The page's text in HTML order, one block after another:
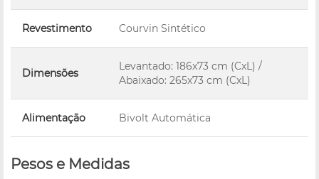
Revestimento Courvin Sintético
Dimensões
Levantado: 186x73 cm (CxL) /
Abaixado: 265x73 cm (CxL)
Alimentação Bivolt Automática
Pesos e Medidas